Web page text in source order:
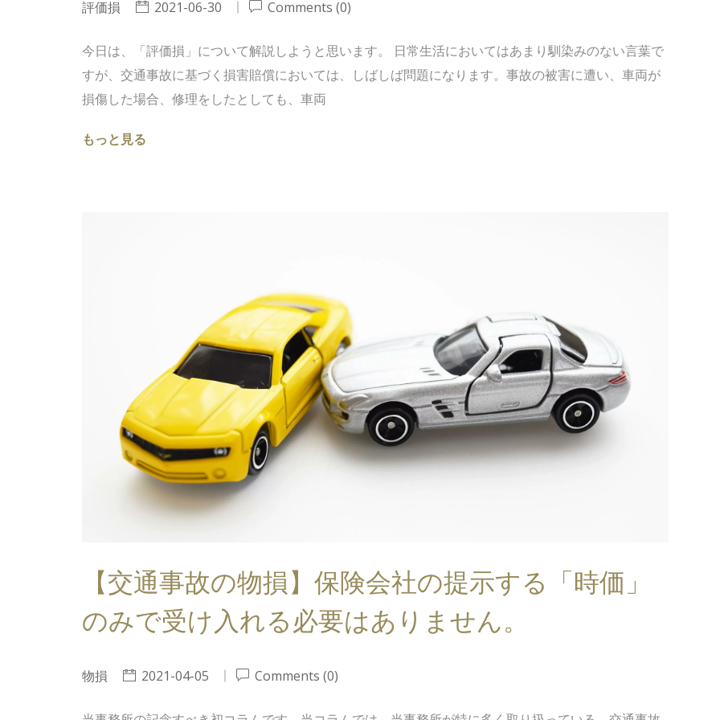
評価損 2021-06-30 Comments (0)
今日は、「評価損」について解説しようと思います。 日常生活においてはあまり馴染みのない言葉で
すが、交通事故に基づく損害賠償においては、しばしば問題になります。事故の被害に遭い、車両が
損傷した場合、修理をしたとしても、車両
もっと見る
【交通事故の物損】保険会社の提示する「時価」
のみで受け入れる必要はありません。
物損 2021-04-05 Comments (0)